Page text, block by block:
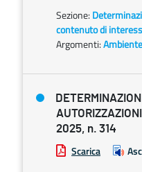
Sezione:
contenuto di
Argomenti:
2025, n. 314
Scarica